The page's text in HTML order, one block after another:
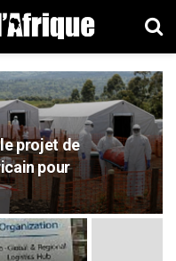
projet de
pour